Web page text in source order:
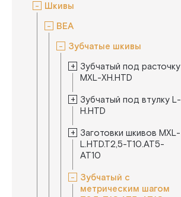
Шкивы
BEA
Зубчатые шкивы
Зубчатый под расточку
MXL-XH.HTD
Зубчатый под втулку L-
H.HTD
Заготовки шкивов MXL-
L.HTD.T2,5-T10.AT5-
AT10
Зубчатый с
метрическим шагом